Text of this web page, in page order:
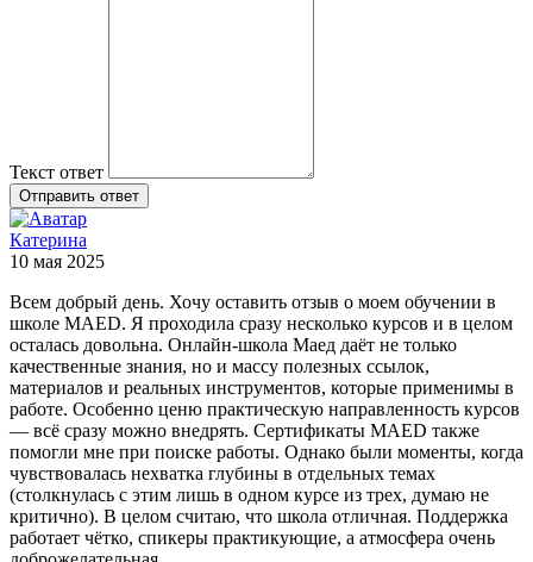
Текст ответ
Отправить ответ
Катерина
10 мая 2025
Всем добрый день. Хочу оставить отзыв о моем обучении в
школе MAED. Я проходила сразу несколько курсов и в целом
осталась довольна. Онлайн-школа Маед даёт не только
качественные знания, но и массу полезных ссылок,
материалов и реальных инструментов, которые применимы в
работе. Особенно ценю практическую направленность курсов
— всё сразу можно внедрять. Сертификаты MAED также
помогли мне при поиске работы. Однако были моменты, когда
чувствовалась нехватка глубины в отдельных темах
(столкнулась с этим лишь в одном курсе из трех, думаю не
критично). В целом считаю, что школа отличная. Поддержка
работает чётко, спикеры практикующие, а атмосфера очень